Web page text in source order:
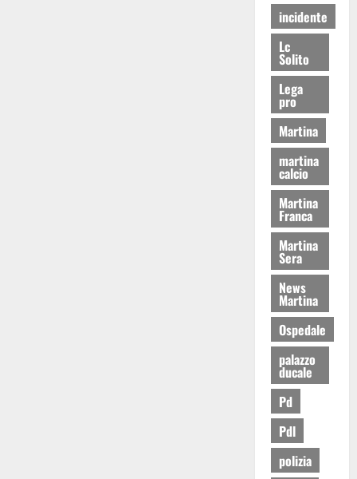
incidente
Lc
Solito
Lega
pro
Martina
martina
calcio
Martina
Franca
Martina
Sera
News
Martina
Ospedale
palazzo
ducale
Pd
Pdl
polizia